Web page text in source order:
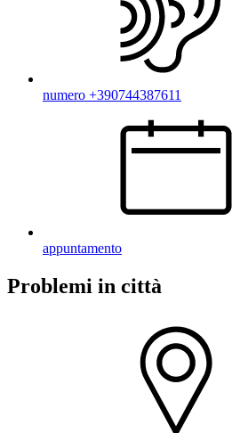
numero +390744387611
appuntamento
Problemi in città